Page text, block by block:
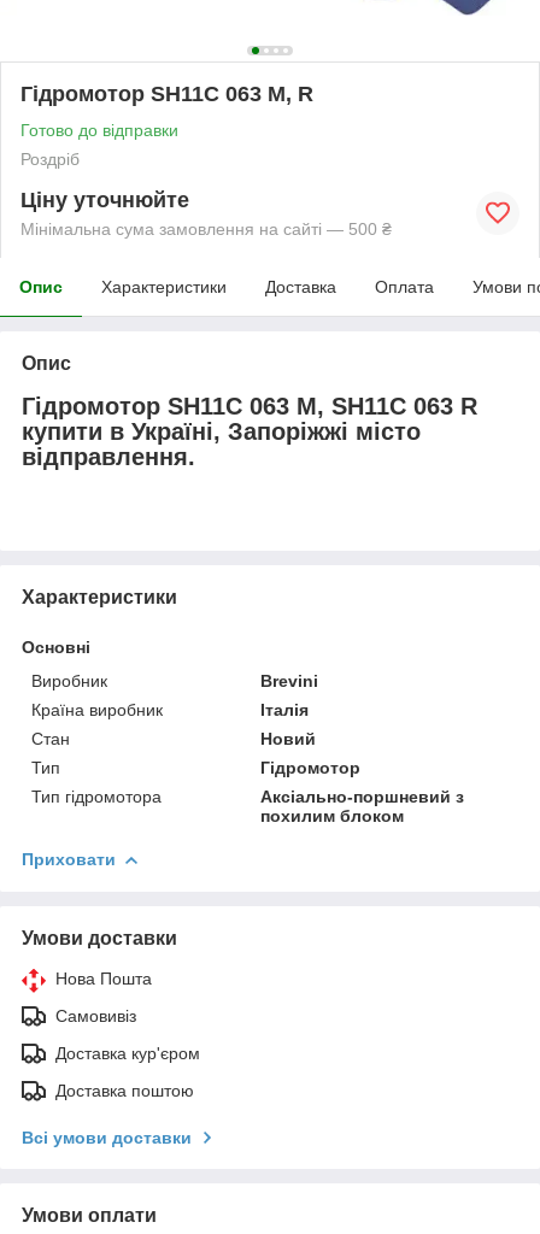
Гідромотор SH11C 063 M, R
Готово до відправки
Роздріб
Ціну уточнюйте
Мінімальна сума замовлення на сайті — 500 ₴
Опис Характеристики Доставка Оплата Умови
Опис
Гідромотор SH11C 063 M, SH11C 063 R
купити в Україні, Запоріжжі місто
відправлення.
Характеристики
Основні
Виробник
Brevini
Країна виробник
Італія
Стан
Новий
Тип
Гідромотор
Тип гідромотора
Аксіально-поршневий з
похилим блоком
Приховати
Умови доставки
Нова Пошта
Самовивіз
Доставка кур'єром
Доставка поштою
Всі умови доставки
Умови оплати